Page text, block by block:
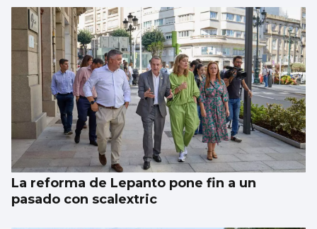
La reforma de Lepanto pone fin a un
pasado con scalextric